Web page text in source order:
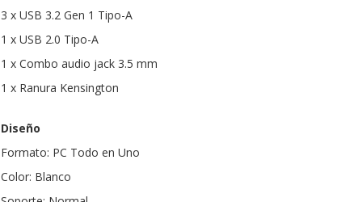
3 x USB 3.2 Gen 1 Tipo-A
1 x USB 2.0 Tipo-A
1 x Combo audio jack 3.5 mm
1 x Ranura Kensington
Diseño
Formato: PC Todo en Uno
Color: Blanco